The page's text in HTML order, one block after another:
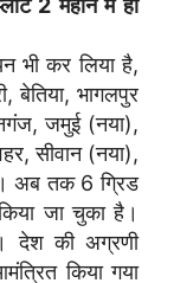
भी कर लिया है,
बेतिया, भागलपुर
जमुई (नया),
सीवान (नया),
अब तक 6 ग्रिड
जा चुका है।
देश की अग्रणी
किया गया